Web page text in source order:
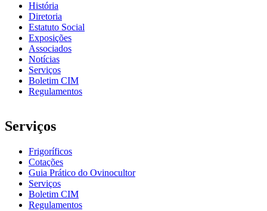
História
Diretoria
Estatuto Social
Exposições
Associados
Notícias
Serviços
Boletim CIM
Regulamentos
Serviços
Frigoríficos
Cotações
Guia Prático do Ovinocultor
Serviços
Boletim CIM
Regulamentos